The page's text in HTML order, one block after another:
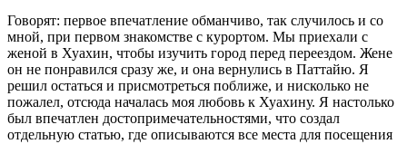
Говорят: первое впечатление обманчиво, так случилось и со
мной, при первом знакомстве с курортом. Мы приехали с
женой в Хуахин, чтобы изучить город перед переездом. Жене
он не понравился сразу же, и она вернулись в Паттайю. Я
решил остаться и присмотреться поближе, и нисколько не
пожалел, отсюда началась моя любовь к Хуахину. Я настолько
был впечатлен достопримечательностями, что создал
отдельную статью, где описываются все места для посещения